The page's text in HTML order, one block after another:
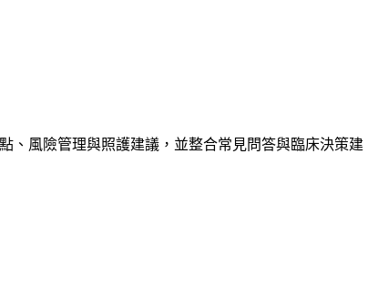
、風險管理與照護建議，並整合常見問答與臨床決策建